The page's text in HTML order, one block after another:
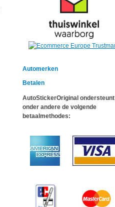
Automerken
Betalen
AutoStickerOriginal ondersteunt
onder andere de volgende
betaalmethodes: